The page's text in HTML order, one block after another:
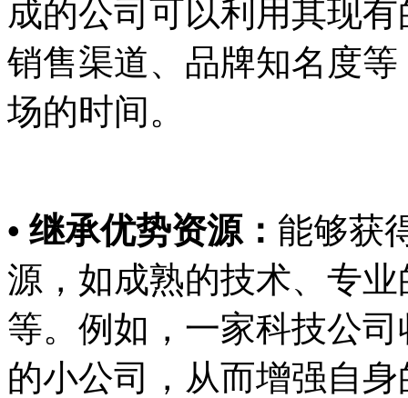
成的公司可以利用其现
销售渠道、品牌知名度
场的时间。
• 继承优势资源： 能够获
源，如成熟的技术、专
等。例如，一家科技公
的小公司，从而增强自